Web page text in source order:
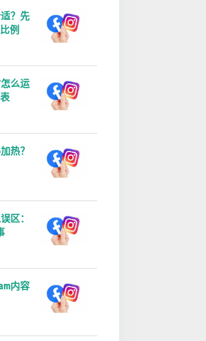
？先
例
么运
热？
区：
内容